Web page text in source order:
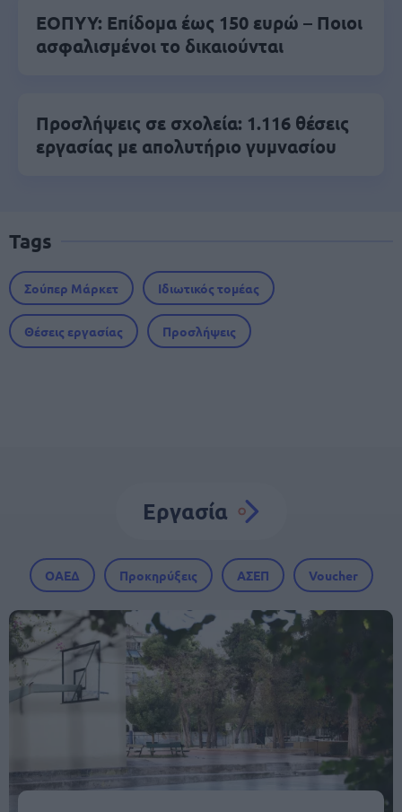
ΕΟΠΥΥ: Επίδομα έως 150 ευρώ – Ποιοι
ασφαλισμένοι το δικαιούνται
Προσλήψεις σε σχολεία: 1.116 θέσεις
εργασίας με απολυτήριο γυμνασίου
Tags
Σούπερ Μάρκετ Ιδιωτικός τομέας
Θέσεις εργασίας Προσλήψεις
Εργασία
ΟΑΕΔ Προκηρύξεις ΑΣΕΠ Voucher